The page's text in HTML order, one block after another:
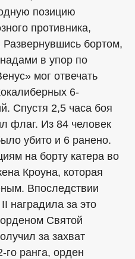
позицию
противника,
бортом,
в упор по
мог отвечать
6-
Спустя 2,5 часа боя
флаг. Из 84 человек
убито и 6 ранено.
на борту катера во
Кроуна, которая
Впоследствии
наградила за это
Святой
за захват
го ранга, орден